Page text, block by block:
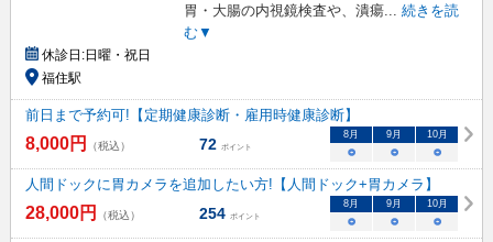
胃・大腸の内視鏡検査や、潰瘍...
続きを読
む▼
休診日:日曜・祝日
福住駅
前日まで予約可!【定期健康診断・雇用時健康診断】
8,000円 （税込） 72 ポイント
8 月 9 月 10月
○ ○ ○
人間ドックに胃カメラを追加したい方!【人間ドック+胃カメラ】
28,000円 （税込） 254 ポイント
8 月 9 月 10月
○ ○ ○